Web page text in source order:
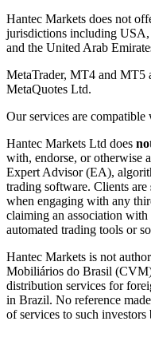
Hantec Markets does not
jurisdictions including
and the United Arab
MetaTrader, MT4 and MT5
MetaQuotes Ltd.
Our services are
Hantec Markets Ltd does
with, endorse, or otherwise
Expert Advisor (EA),
trading software. Clients are
when engaging with any
claiming an association
automated trading tools or
Hantec Markets is not
Mobiliários do Brasil
distribution services for
in Brazil. No reference
of services to such investors